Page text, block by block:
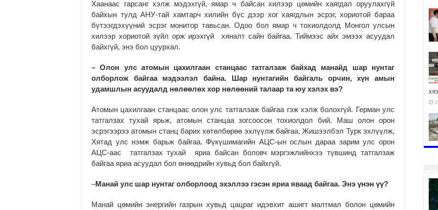
Хаанаас гарсанг хэлж мэдэхгүй, ямар ч байсан хилээр цөмийн хаягдал оруулахгүй
байхын тулд АНУ-тай хамтарч хилийн бүс дээр хог хаягдлын эсрэг, хориотой бараа
бүтээгдэхүүний эсрэг монитор тавьсан. Одоо бол ямар ч тохиолдолд Монгол улсын
хилээр хориотой зүйл орж ирэхгүй хяналт сайн байгаа. Тиймээс айх эмээх асуудал
байхгүй, энэ бол цуурхал.
– Олон улс атомын цахилгаан станцаас татгалзаж байхад манайд шар нунтаг
олборлож байгаа мэдээлэл байна. Шар нунтагийн байгаль орчин, хүн амын
удамшлын асуудалд нөлөөлөх хор нөлөөний талаар та юу хэлэх вэ?
Атомын цахилгаан станцаас олон улс татгалзаж байгаа гэж хэлж болохгүй. Герман улс
татгалзах тухай ярьж, атомын станцаа зогсоосон тохиолдол бий. Маш олон орон
эсрэгээрээ атомын станц барих хөтөлбөрөө эхлүүлж байгаа. Жишээлбэл Турк эхлүүлж,
Хятад улс нэмж барьж байгаа. Фүкүшимагийн АЦС-ын ослын дараа зарим улс орон
АЦС-аас татгалзах тухай яриа байсан боловч мэргэжлийнхээ түвшинд татгалзаж
байгаа яриа асуудал бол өнөөдрийн хувьд бол байхгүй.
–Манай улс шар нунтаг олборлоод эхэллээ гэсэн яриа яваад байгаа. Энэ үнэн үү?
Манай цөмийн энергийн газрын хувьд цацраг идэвхит ашигт малтмал болон цөмийн